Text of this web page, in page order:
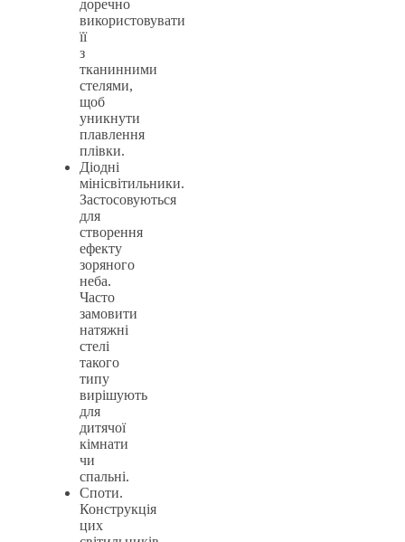
доречно
використовувати
її
з
тканинними
стелями,
щоб
уникнути
плавлення
плівки.
Діодні
мінісвітильники.
Застосовуються
для
створення
ефекту
зоряного
неба.
Часто
замовити
натяжні
стелі
такого
типу
вирішують
для
дитячої
кімнати
чи
спальні.
Споти.
Конструкція
цих